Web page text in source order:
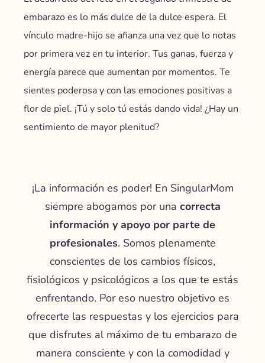
embarazo es lo más dulce de la dulce espera. El
vínculo madre-hijo se afianza una vez que lo notas
por primera vez en tu interior. Tus ganas, fuerza y
energía parece que aumentan por momentos. Te
sientes poderosa y con las emociones positivas a
flor de piel. ¡Tú y solo tú estás dando vida! ¿Hay un
sentimiento de mayor plenitud?
¡La información es poder! En SingularMom
siempre abogamos por una correcta
información y apoyo por parte de
profesionales. Somos plenamente
conscientes de los cambios físicos,
fisiológicos y psicológicos a los que te estás
enfrentando. Por eso nuestro objetivo es
ofrecerte las respuestas y los ejercicios para
que disfrutes al máximo de tu embarazo de
manera consciente y con la comodidad y